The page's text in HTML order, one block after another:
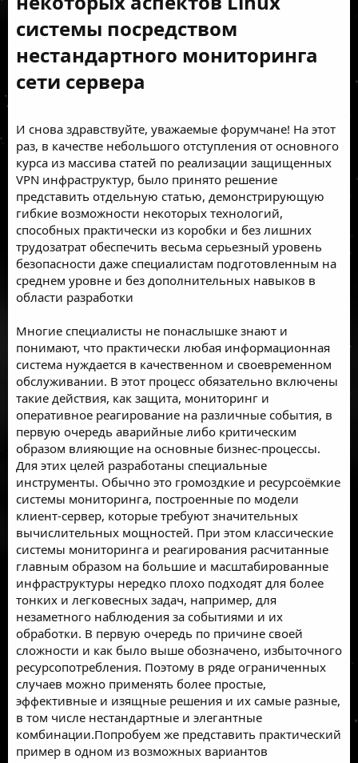
системы посредством
нестандартного мониторинга
сети сервера​
И снова здравствуйте, уважаемые форумчане! На этот
раз, в качестве небольшого отступления от основного
курса из массива статей по реализации защищенных
VPN инфраструктур, было принято решение
представить отдельную статью, демонстрирующую
гибкие возможности некоторых технологий,
способных практически из коробки и без лишних
трудозатрат обеспечить весьма серьезный уровень
безопасности даже специалистам подготовленным на
среднем уровне и без дополнительных навыков в
области разработки
Многие специалисты не понаслышке знают и
понимают, что практически любая информационная
система нуждается в качественном и своевременном
обслуживании. В этот процесс обязательно включены
такие действия, как защита, мониторинг и
оперативное реагирование на различные события, в
первую очередь аварийные либо критическим
образом влияющие на основные бизнес-процессы.
Для этих целей разработаны специальные
инструменты. Обычно это громоздкие и ресурсоёмкие
системы мониторинга, построенные по модели
клиент-сервер, которые требуют значительных
вычислительных мощностей. При этом классические
системы мониторинга и реагирования расчитанные
главным образом на большие и масштабированные
инфраструктуры нередко плохо подходят для более
тонких и легковесных задач, например, для
незаметного наблюдения за событиями и их
обработки. В первую очередь по причине своей
сложности и как было выше обозначено, избыточного
ресурсопотребления. Поэтому в ряде ограниченных
случаев можно применять более простые,
эффективные и изящные решения и их самые разные,
в том числе нестандартные и элегантные
комбинации.Попробуем же представить практический
пример в одном из возможных вариантов